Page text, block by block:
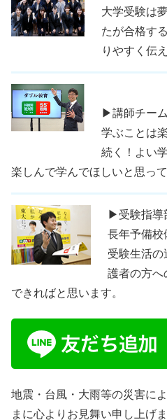
大学受験は
たが合格す
りやすく伝
▶講師チーム
学ぶことは
続く！よい
楽しんで学んでほしいと思って
▶受験指導
長年予備校
受験生活の
護者の方へ
できればと思います。
地震・台風・大雨等の災害に
まに心よりお見舞い申し上げ